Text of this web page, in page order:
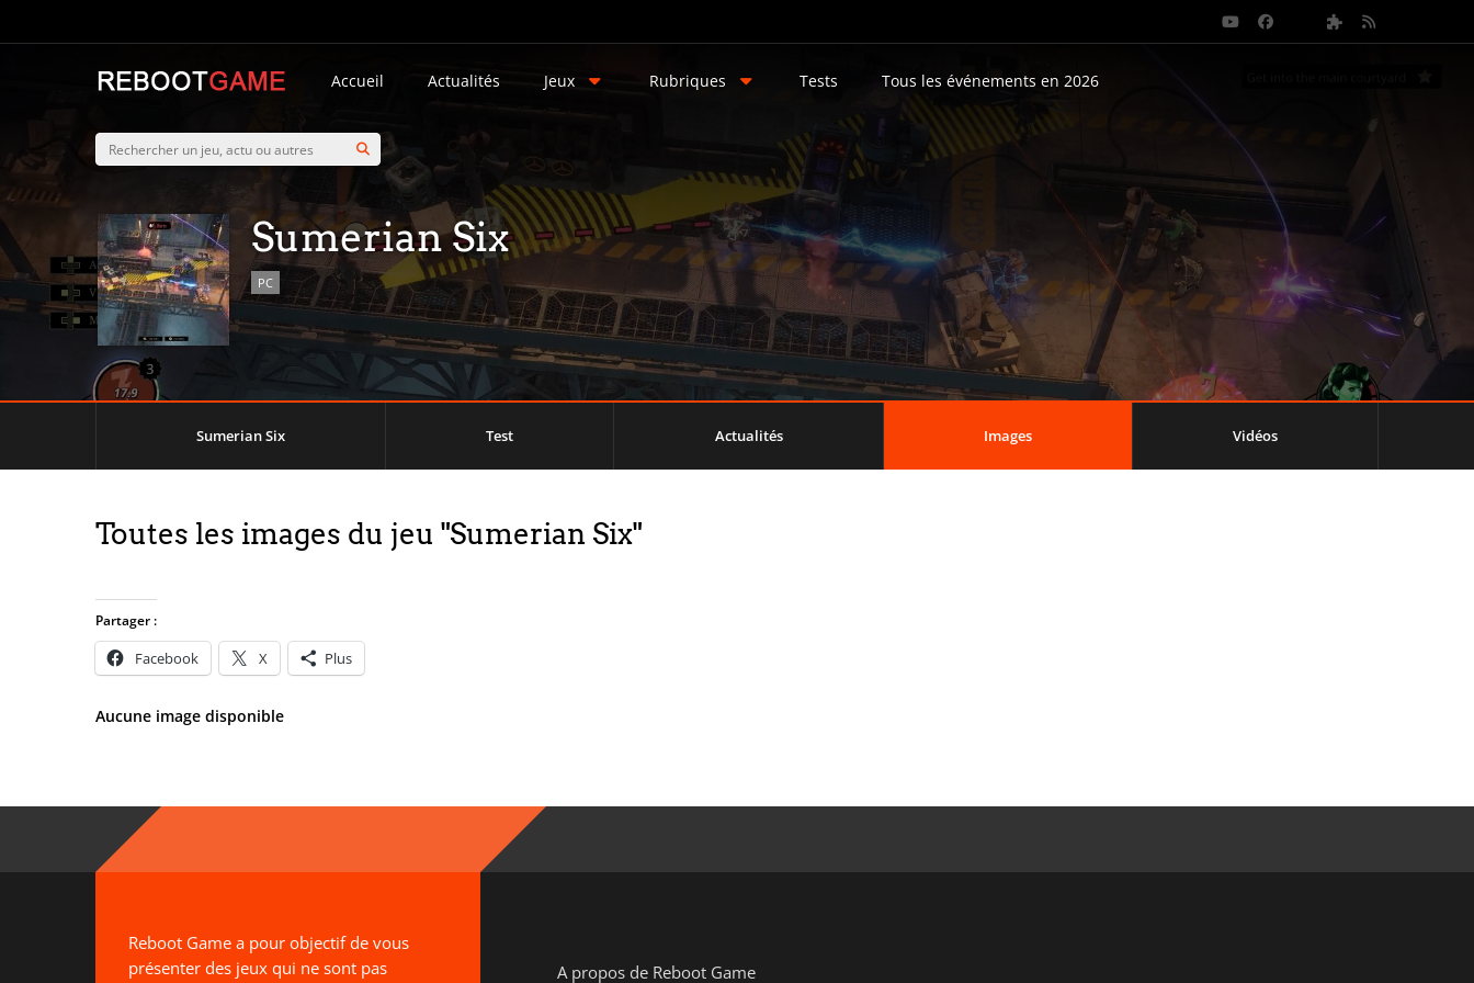
Accueil Actualités Jeux Rubriques Tests Tous les événements en 2026
Sumerian Six
PC
Sumerian Six Test Actualités Images Vidéos
Toutes les images du jeu "Sumerian Six"
Partager :
Facebook X Plus
Aucune image disponible
Reboot Game a pour objectif de vous
présenter des jeux qui ne sont pas
A propos de Reboot Game